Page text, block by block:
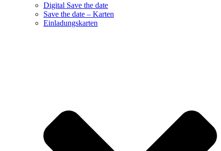
Digital Save the date
Save the date – Karten
Einladungskarten